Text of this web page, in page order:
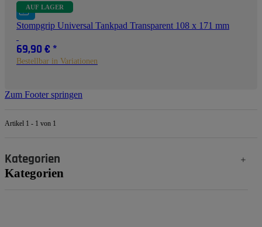
AUF LAGER
Stompgrip Universal Tankpad Transparent 108 x 171 mm
69,90 € *
Bestellbar in Variationen
Zum Footer springen
Artikel 1 - 1 von 1
Kategorien
Kategorien